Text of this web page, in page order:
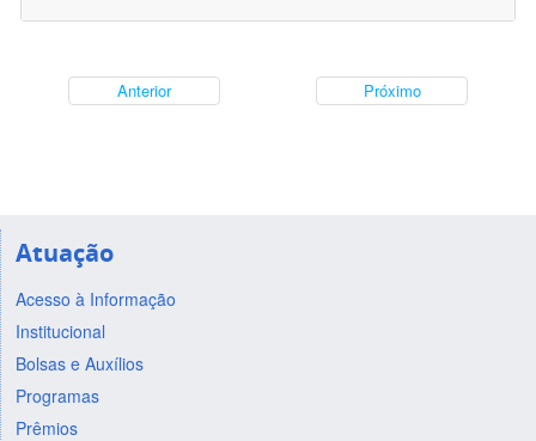
Anterior Próximo
Atuação
Acesso à Informação
Institucional
Bolsas e Auxílios
Programas
Prêmios